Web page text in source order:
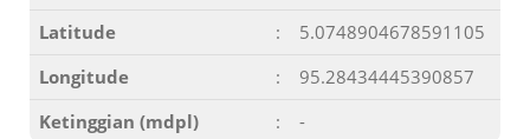
Latitude
:
5.0748904678591105
Longitude
:
95.28434445390857
Ketinggian (mdpl)
: -